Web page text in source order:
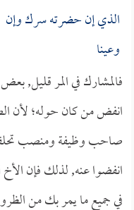
الذي إن حضرته سرك
وعينا
فالمشارك في المر قليل,
انفض من كان حوله؛ لأن
صاحب وظيفة ومنصب
انفضوا عنه, لذلك فإن
في جميع ما يمر بك من